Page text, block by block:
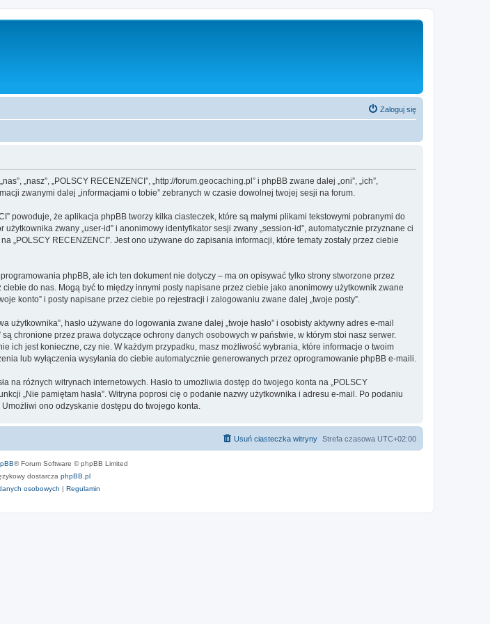
Zaloguj się
„nasz”, „POLSCY RECENZENCI”, „http://forum.geocaching.pl” i phpBB zwane dalej „oni”, „ich”,
zwanymi dalej „informacjami o tobie” zebranych w czasie dowolnej twojej sesji na forum.
powoduje, że aplikacja phpBB tworzy kilka ciasteczek, które są małymi plikami tekstowymi pobranymi do
zwany „user-id” i anonimowy identyfikator sesji zwany „session-id”, automatycznie przyznane ci
RECENZENCI”. Jest ono używane do zapisania informacji, które tematy zostały przez ciebie
phpBB, ale ich ten dokument nie dotyczy – ma on opisywać tylko strony stworzone przez
do nas. Mogą być to między innymi posty napisane przez ciebie jako anonimowy użytkownik zwane
konto” i posty napisane przez ciebie po rejestracji i zalogowaniu zwane dalej „twoje posty”.
hasło używane do logowania zwane dalej „twoje hasło” i osobisty aktywny adres e-mail
chronione przez prawa dotyczące ochrony danych osobowych w państwie, w którym stoi nasz serwer.
ich jest konieczne, czy nie. W każdym przypadku, masz możliwość wybrania, które informacje o twoim
lub wyłączenia wysyłania do ciebie automatycznie generowanych przez oprogramowanie phpBB e-maili.
na różnych witrynach internetowych. Hasło to umożliwia dostęp do twojego konta na „POLSCY
„Nie pamiętam hasła”. Witryna poprosi cię o podanie nazwy użytkownika i adresu e-mail. Po podaniu
ono odzyskanie dostępu do twojego konta.
Strefa czasowa UTC+02:00
Usuń ciasteczka witryny
® Forum Software © phpBB Limited
dostarcza phpBB.pl
osobowych | Regulamin